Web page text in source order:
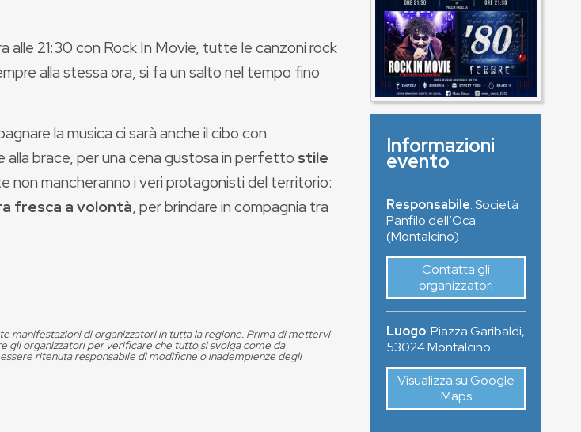
alle 21:30 con Rock In Movie, tutte le canzoni rock
alla stessa ora, si fa un salto nel tempo fino
la musica ci sarà anche il cibo con
alla brace, per una cena gustosa in perfetto stile
non mancheranno i veri protagonisti del territorio:
fresca a volontà, per brindare in compagnia tra
manifestazioni di organizzatori in tutta la regione. Prima di mettervi
gli organizzatori per verificare che tutto si svolga come da
ritenuta responsabile di modifiche o inadempienze degli
Informazioni
evento
Responsabile: Società
Panfilo dell’Oca
(Montalcino)
Contatta gli
organizzatori
Luogo:Piazza Garibaldi,
53024Montalcino
Visualizza su Google
Maps